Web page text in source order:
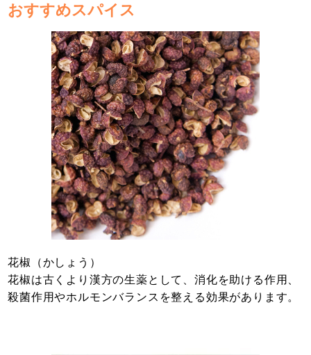
おすすめスパイス
花椒（かしょう）
花椒は古くより漢方の生薬として、消化を助ける作用、
殺菌作用やホルモンバランスを整える効果があります。